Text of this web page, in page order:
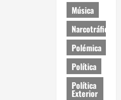
Música
Narcotráfico
Polémica
Política
Política
Exterior